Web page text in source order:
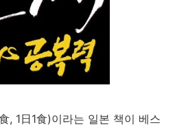
, 1日1食)이라는 일본 책이 베스